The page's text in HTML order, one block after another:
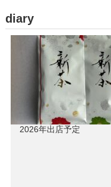
diary
2026年出店予定